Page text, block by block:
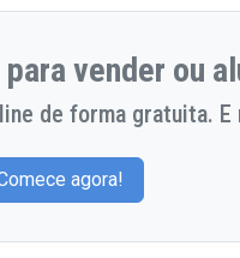
vender ou
de forma gratuita.
agora!